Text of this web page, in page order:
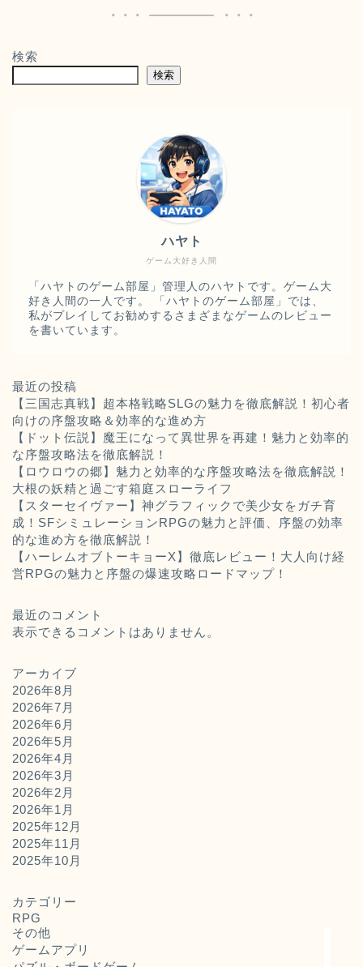
検索
検索
ゲーム大好き人間
ハヤト
「ハヤトのゲーム部屋」管理人のハヤトです。ゲーム大
好き人間の一人です。 「ハヤトのゲーム部屋」では、
私がプレイしてお勧めするさまざまなゲームのレビュー
を書いています。
最近の投稿
【三国志真戦】超本格戦略SLGの魅力を徹底解説！初心者
向けの序盤攻略＆効率的な進め方
【ドット伝説】魔王になって異世界を再建！魅力と効率的
な序盤攻略法を徹底解説！
【ロウロウの郷】魅力と効率的な序盤攻略法を徹底解説！
大根の妖精と過ごす箱庭スローライフ
【スターセイヴァー】神グラフィックで美少女をガチ育
成！SFシミュレーションRPGの魅力と評価、序盤の効率
的な進め方を徹底解説！
【ハーレムオブトーキョーX】徹底レビュー！大人向け経
営RPGの魅力と序盤の爆速攻略ロードマップ！
最近のコメント
表示できるコメントはありません。
アーカイブ
2026年8月
2026年7月
2026年6月
2026年5月
2026年4月
2026年3月
2026年2月
2026年1月
2025年12月
2025年11月
2025年10月
カテゴリー
RPG
その他
ゲームアプリ